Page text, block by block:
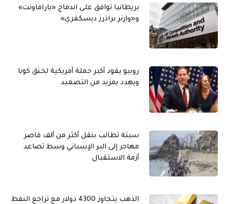
بريطانيا توافق على اندماج «باراماونت»
و«وارنر براذرز ديسكفري»
روبيو يقود أكبر حملة أمريكية لخنق كوبا
ويهدد بمزيد من التصعيد
سبتة تطالب بنقل أكثر من ألف قاصر
مهاجر إلى البر الإسباني وسط تصاعد
أزمة الاستقبال
الذهب يتجاوز 4300 دولار مع تراجع النفط